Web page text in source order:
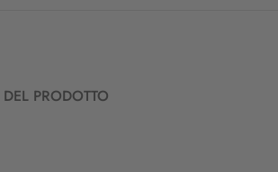
PRODOTTO